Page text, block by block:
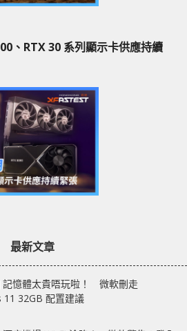
、RTX 30 系列顯示卡供應持續
最新文章
記憶體太貴唔玩啦！ 微軟刪走
11 32GB 配置建議